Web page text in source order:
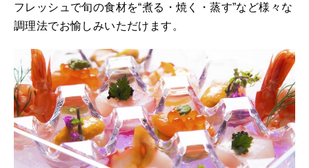
フレッシュで旬の食材を“煮る・焼く・蒸す”など様々な
調理法でお愉しみいただけます。